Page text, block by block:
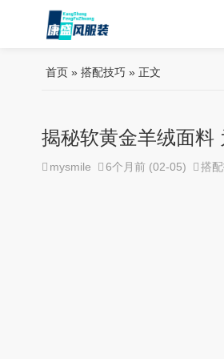
首页 » 搭配技巧 » 正文
揭秘软黄金羊绒面料
mysmile 6个月前 (02-05) 搭